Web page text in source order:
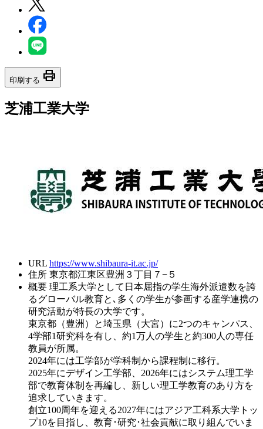
印刷する print
芝浦工業大学
URL https://www.shibaura-it.ac.jp/
住所 東京都江東区豊洲３丁目７−５
概要 理工系大学として日本屈指の学生海外派遣数を誇
るグローバル教育と､多くの学生が参画する産学連携の
研究活動が特長の大学です。
東京都（豊洲）と埼玉県（大宮）に2つのキャンパス、
4学部1研究科を有し、約1万人の学生と約300人の専任
教員が所属。
2024年には工学部が学科制から課程制に移行。
2025年にデザイン工学部、2026年にはシステム理工学
部で教育体制を再編し、新しい理工学教育のあり方を
追求していきます。
創立100周年を迎える2027年にはアジア工科系大学トッ
プ10を目指し、教育･研究･社会貢献に取り組んでいま